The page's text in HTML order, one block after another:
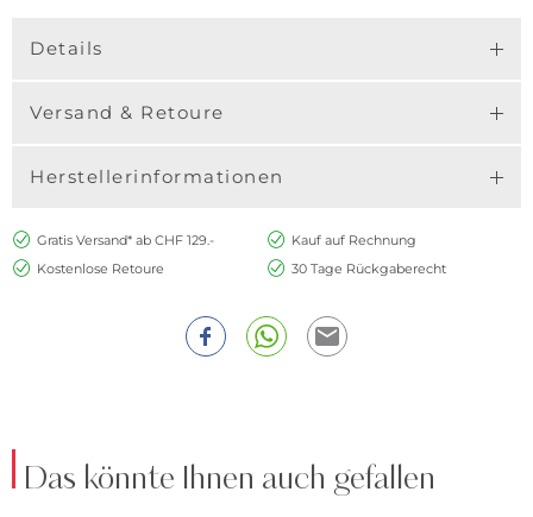
Details
Versand & Retoure
Herstellerinformationen
Gratis Versand* ab CHF 129.-
Kauf auf Rechnung
Kostenlose Retoure
30 Tage Rückgaberecht
Das könnte Ihnen auch gefallen